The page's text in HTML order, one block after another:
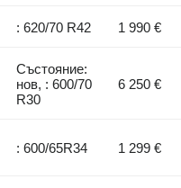
: 620/70 R42 1 990 €
Състояние:
нов, : 600/70
R30
6 250 €
: 600/65R34 1 299 €